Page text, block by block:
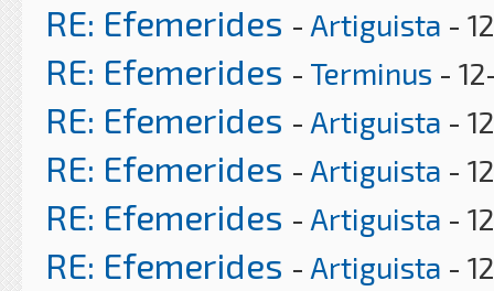
RE: Efemerides - Artiguista -
RE: Efemerides - Terminus -
RE: Efemerides - Artiguista -
RE: Efemerides - Artiguista -
RE: Efemerides - Artiguista -
RE: Efemerides - Artiguista -